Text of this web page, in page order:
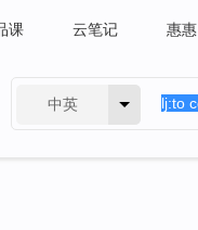
课 云笔记 惠惠
中英